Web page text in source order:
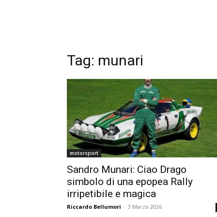
Tag: munari
motorsport
Sandro Munari: Ciao Drago
simbolo di una epopea Rally
irripetibile e magica
Riccardo Bellumori - 3 Marzo 2026